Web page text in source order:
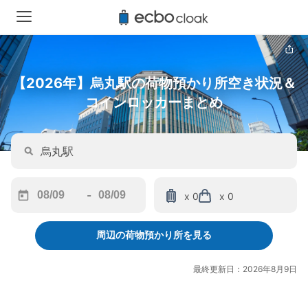
【2026年】烏丸駅の荷物預かり所空き状況＆
コインロッカーまとめ
forward
interact
-
backward
to
interact
x 0 x 0
周辺の荷物預かり所を見る
最終更新日：2026年8月9日